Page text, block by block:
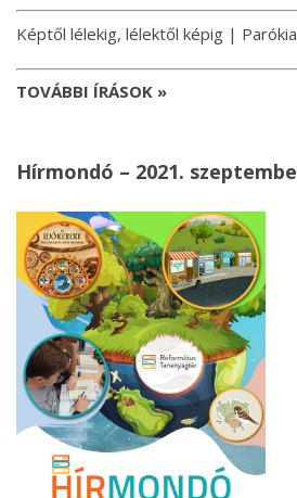
Képtől lélekig, lélektől képig |
TOVÁBBI ÍRÁSOK »
Hírmondó – 2021.